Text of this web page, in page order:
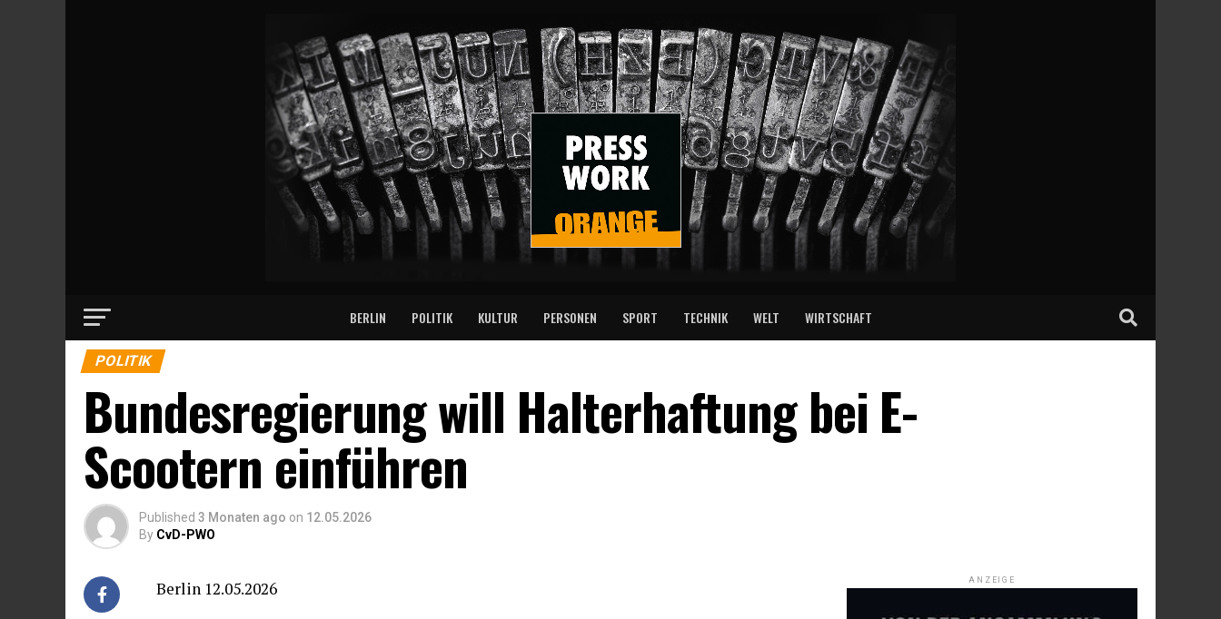
BERLIN POLITIK KULTUR PERSONEN SPORT TECHNIK WELT WIRTSCHAFT
POLITIK
Bundesregierung will Halterhaftung bei E-
Scootern einführen
Published 3 Monaten ago on 12.05.2026
By CvD-PWO
Berlin 12.05.2026 ANZEIGE